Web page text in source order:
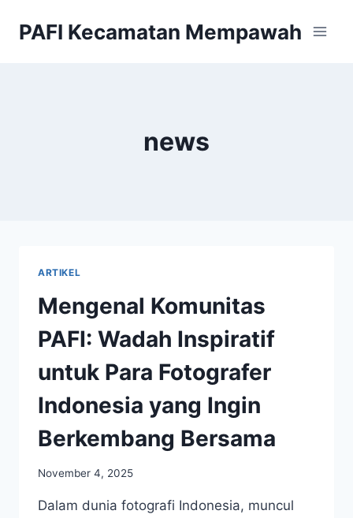
PAFI Kecamatan Mempawah
news
ARTIKEL
Mengenal Komunitas
PAFI: Wadah Inspiratif
untuk Para Fotografer
Indonesia yang Ingin
Berkembang Bersama
November 4, 2025
Dalam dunia fotografi Indonesia, muncul